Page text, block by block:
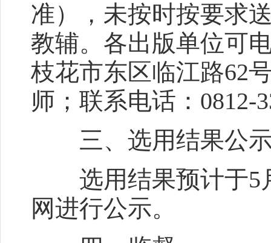
准），未按时按要求
教辅。各出版单位可
枝花市东区临江路62
师；联系电话：0812-
三、选用结果公
选用结果预计于5
网进行公示。